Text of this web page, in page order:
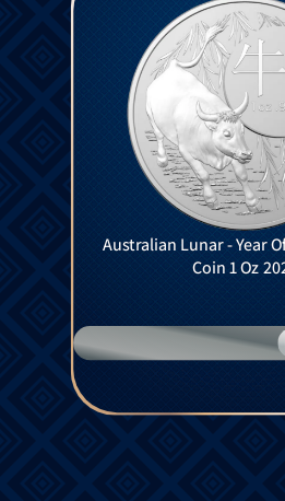
Australian Lunar - Year
Coin 1 Oz